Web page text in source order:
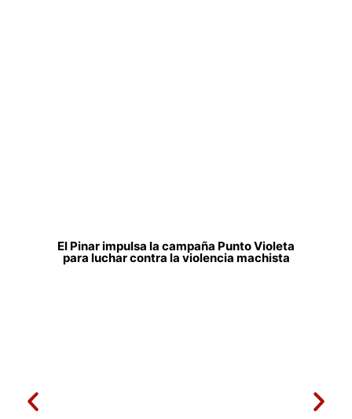
El Pinar impulsa la campaña Punto Violeta
para luchar contra la violencia machista